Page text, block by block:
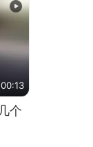
00:13
个